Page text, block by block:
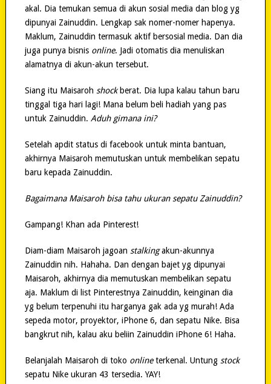
akal. Dia temukan semua di akun sosial media dan blog yg
dipunyai Zainuddin. Lengkap sak nomer-nomer hapenya.
Maklum, Zainuddin termasuk aktif bersosial media. Dan dia
juga punya bisnis online. Jadi otomatis dia menuliskan
alamatnya di akun-akun tersebut.
Siang itu Maisaroh shockberat. Dia lupa kalau tahun baru
tinggal tiga hari lagi! Mana belum beli hadiah yang pas
untuk Zainuddin. Aduh gimana ini?
Setelah apdit status di facebook untuk minta bantuan,
akhirnya Maisaroh memutuskan untuk membelikan sepatu
baru kepada Zainuddin.
Bagaimana Maisaroh bisa tahu ukuran sepatu Zainuddin?
Gampang! Khan ada Pinterest!
Diam-diam Maisaroh jagoan stalkingakun-akunnya
Zainuddin nih. Hahaha. Dan dengan bajet yg dipunyai
Maisaroh, akhirnya dia memutuskan membelikan sepatu
aja. Maklum di list Pinterestnya Zainuddin, keinginan dia
yg belum terpenuhi itu harganya gak ada yg murah! Ada
sepeda motor, proyektor, iPhone 6, dan sepatu Nike. Bisa
bangkrut nih, kalau aku beliin Zainuddin iPhone 6! Haha.
Belanjalah Maisaroh di toko onlineterkenal. Untung stock
sepatu Nike ukuran 43 tersedia. YAY!